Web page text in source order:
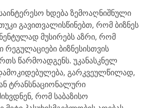
ხდება ზემოაღნიშნული
თუკი გავითვალისწინებთ, რომ ბიზნეს
მუსირებს აზრი, რომ
ბიზნესისთვის
წარმოადგენს. უკანასკნელ
გარკვეულწილად,
ტრანსნაციონალური
რომ საბაზისო